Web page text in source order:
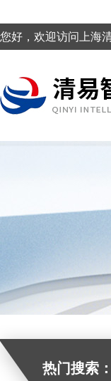
您好，欢迎访问上海
热门搜索：